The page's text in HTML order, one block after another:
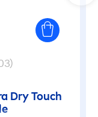
Dry Touch